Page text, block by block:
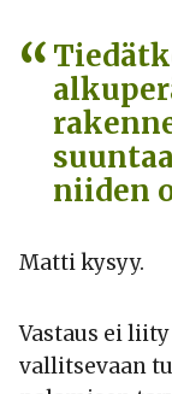
niiden
Matti kysyy.
Vastaus ei
vallitsevaan